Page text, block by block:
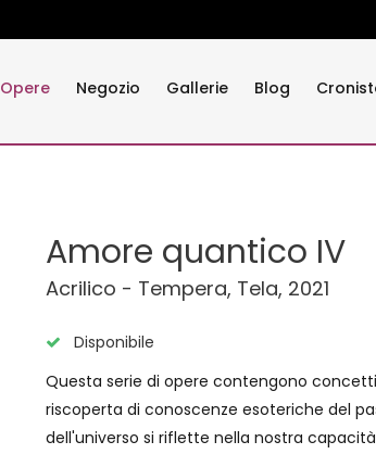
Opere Negozio Gallerie Blog
Amore quantico IV
Acrilico - Tempera, Tela, 2021
Disponibile
Questa serie di opere contengono
riscoperta di conoscenze esoteriche del
dell'universo si riflette nella nostra